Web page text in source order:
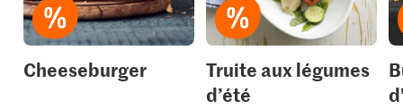
Cheeseburger
Truite aux légumes
d’été